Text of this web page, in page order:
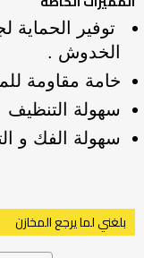
توفير
الخدوش .
خامة مقاومة
سهولة التنظيف
سهولة الفك و
بلغني لما يرجع المخازن